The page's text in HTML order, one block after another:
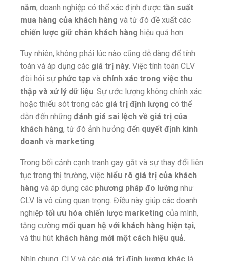
năm, doanh nghiệp có thể xác định được tần suất
mua hàng của khách hàng và từ đó đề xuất các
chiến lược giữ chân khách hàng hiệu quả hơn.
Tuy nhiên, không phải lúc nào cũng dễ dàng để tính
toán và áp dụng các giá trị này. Việc tính toán CLV
đòi hỏi sự phức tạp và chính xác trong việc thu
thập và xử lý dữ liệu. Sự ước lượng không chính xác
hoặc thiếu sót trong các giá trị định lượng có thể
dẫn đến những đánh giá sai lệch về giá trị của
khách hàng, từ đó ảnh hưởng đến quyết định kinh
doanh và marketing.
Trong bối cảnh cạnh tranh gay gắt và sự thay đổi liên
tục trong thị trường, việc hiểu rõ giá trị của khách
hàng và áp dụng các phương pháp đo lường như
CLV là vô cùng quan trọng. Điều này giúp các doanh
nghiệp tối ưu hóa chiến lược marketing của mình,
tăng cường mối quan hệ với khách hàng hiện tại,
và thu hút khách hàng mới một cách hiệu quả.